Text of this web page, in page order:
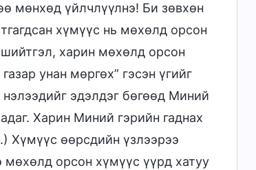
мөнхөд үйлчлүүлнэ! Би зөвхөн
хүмүүс нь мөхөлд орсон
харин мөхөлд орсон
унан мөргөх” гэсэн үгийг
эдэлдэг бөгөөд Миний
Харин Миний гэрийн гаднах
Хүмүүс өөрсдийн үзлээрээ
орсон хүмүүс үүрд хатуу